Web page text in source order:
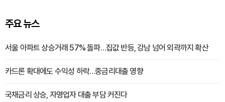
주요 뉴스
서울 아파트 상승거래 57% 돌파…집값 반등, 강남 넘어 외곽까지 확산
카드론 확대에도 수익성 하락…중금리대출 영향
국채금리 상승, 자영업자 대출 부담 커진다